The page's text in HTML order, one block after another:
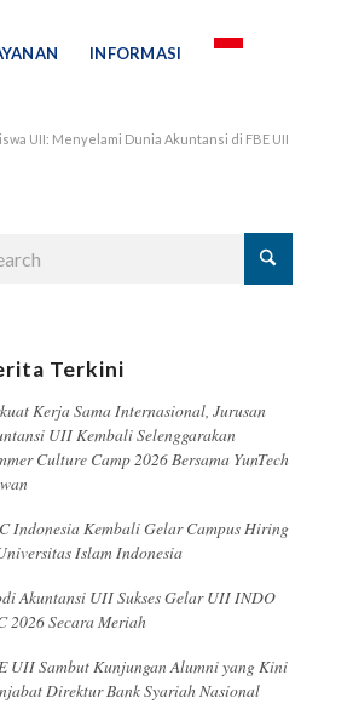
INFORMASI
UII: Menyelami Dunia Akuntansi di FBE UII
Terkini
Kerja Sama Internasional, Jurusan
UII Kembali Selenggarakan
Culture Camp 2026 Bersama YunTech
Indonesia Kembali Gelar Campus Hiring
Islam Indonesia
Akuntansi UII Sukses Gelar UII INDO
2026 Secara Meriah
UII Sambut Kunjungan Alumni yang Kini
Direktur Bank Syariah Nasional